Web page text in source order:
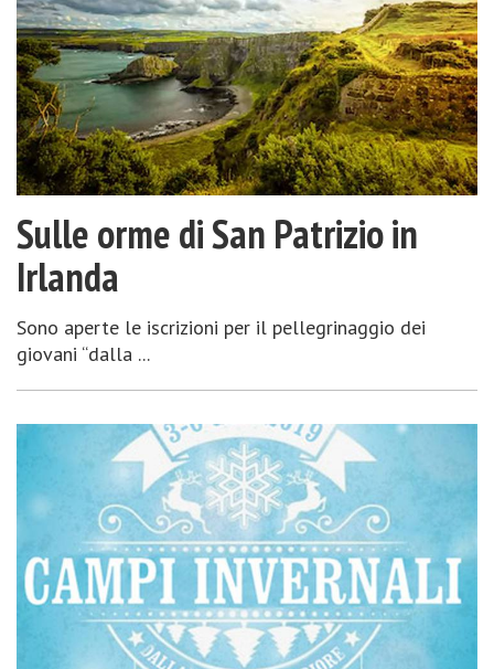
Sulle orme di San Patrizio in
Irlanda
Sono aperte le iscrizioni per il pellegrinaggio dei
giovani “dalla ...